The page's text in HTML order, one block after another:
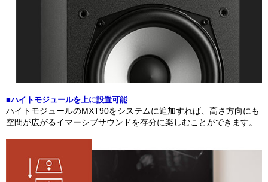
■ハイトモジュールを上に設置可能
ハイトモジュールのMXT90をシステムに追加すれば、高さ方向にも
空間が広がるイマーシブサウンドを存分に楽しむことができます。